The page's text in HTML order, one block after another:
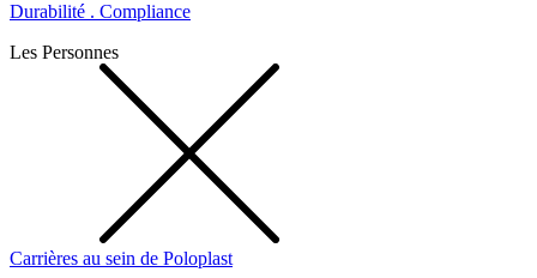
Durabilité . Compliance
Les Personnes
Carrières au sein de Poloplast